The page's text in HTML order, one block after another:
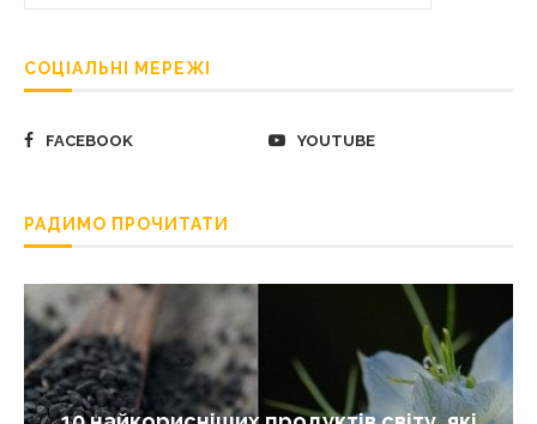
СОЦІАЛЬНІ МЕРЕЖІ
FACEBOOK YOUTUBE
РАДИМО ПРОЧИТАТИ